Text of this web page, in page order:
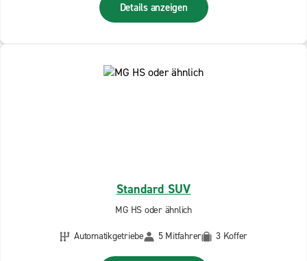
Details anzeigen
Standard SUV
MG HS oder ähnlich
Automatikgetriebe
5 Mitfahrer 3 Koffer